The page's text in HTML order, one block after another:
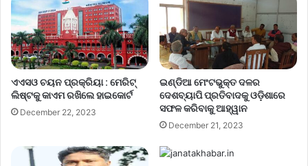
ଏଏସଓ ଚୟନ ପ୍ରକ୍ରିୟା : ମେରିଟ୍
ଲିଷ୍ଟକୁ କାଏମ ରଖିଲେ ହାଇକୋର୍ଟ
December 22, 2023
ଇଣ୍ଡିଆ ମେଂଟଭୁକ୍ତ ଦଳର
ଦେଶବ୍ୟାପି ପ୍ରତିବାଦକୁ ଓଡ଼ିଶାରେ
ସଫଳ କରିବାକୁ ଆହ୍ୱାନ
December 21, 2023